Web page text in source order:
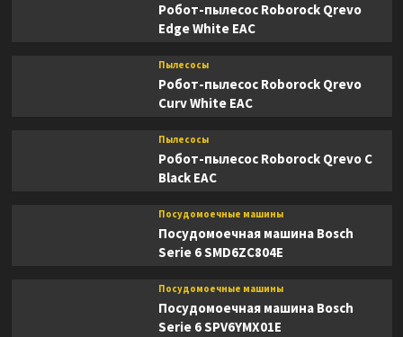
Робот-пылесос Roborock Qrevo
Edge White EAC
Пылесосы
Робот-пылесос Roborock Qrevo
Curv White EAC
Пылесосы
Робот-пылесос Roborock Qrevo C
Black EAC
Посудомоечные машины
Посудомоечная машина Bosch
Serie 6 SMD6ZC804E
Посудомоечные машины
Посудомоечная машина Bosch
Serie 6 SPV6YMX01E